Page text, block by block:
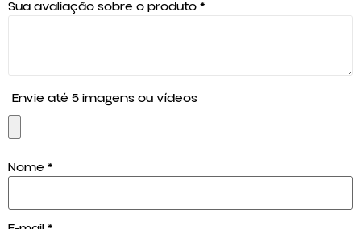
Sua avaliação sobre o produto*
Envie até 5 imagens ou vídeos
Nome *